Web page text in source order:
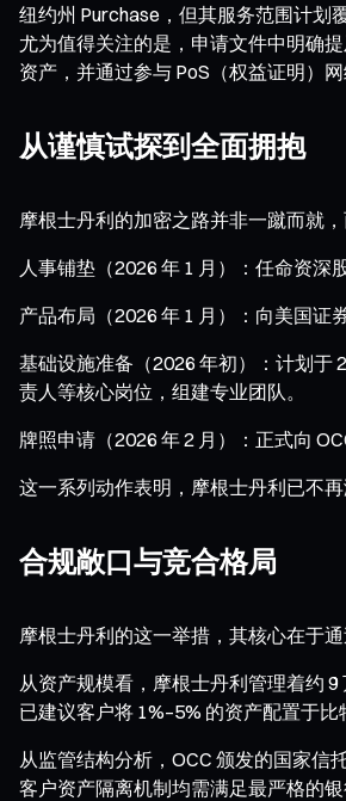
纽约州 Purchase，但其服务范围计划
尤为值得关注的是，申请文件中明确
资产，并通过参与 PoS（权益证明）网
从谨慎试探到全面拥抱
摩根士丹利的加密之路并非一蹴而就
人事铺垫（2026 年 1 月）：任命资深
产品布局（2026 年 1 月）：向美国证
基础设施准备（2026 年初）：计划于
责人等核心岗位，组建专业团队。
牌照申请（2026 年 2 月）：正式向
这一系列动作表明，摩根士丹利已不
合规敞口与竞合格局
摩根士丹利的这一举措，其核心在于
从资产规模看，摩根士丹利管理着约
已建议客户将 1%–5% 的资产配置于
从监管结构分析，OCC 颁发的国家信
客户资产隔离机制均需满足最严格的